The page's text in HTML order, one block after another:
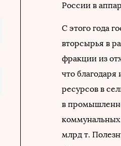
России в
С этого года
вторсырья в
фракции из
что
ресурсов в
в
коммунальных
млрд т.